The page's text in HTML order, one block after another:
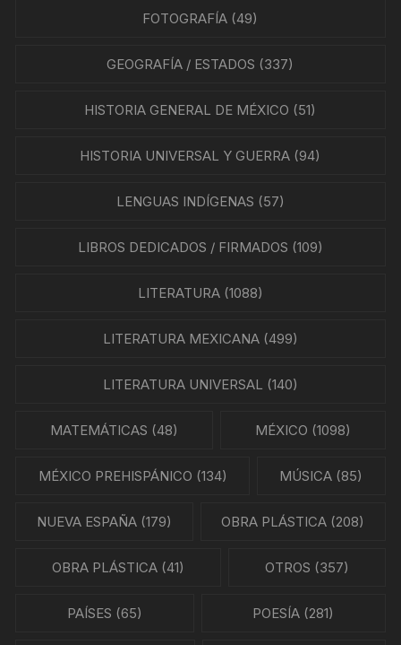
FOTOGRAFÍA (49)
GEOGRAFÍA / ESTADOS (337)
HISTORIA GENERAL DE MÉXICO (51)
HISTORIA UNIVERSAL Y GUERRA (94)
LENGUAS INDÍGENAS (57)
LIBROS DEDICADOS / FIRMADOS (109)
LITERATURA(1088)
LITERATURA MEXICANA(499)
LITERATURA UNIVERSAL (140)
MATEMÁTICAS (48) MÉXICO (1098)
MÉXICO PREHISPÁNICO (134) MÚSICA (85)
NUEVA ESPAÑA(179) OBRA PLÁSTICA (208)
OBRA PLÁSTICA (41) OTROS (357)
PAÍSES (65) POESÍA (281)